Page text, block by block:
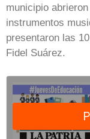
municipio
instrumentos
presentaron las
Fidel Suárez.